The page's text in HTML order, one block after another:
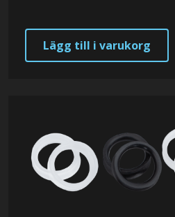
Lägg till i varukorg